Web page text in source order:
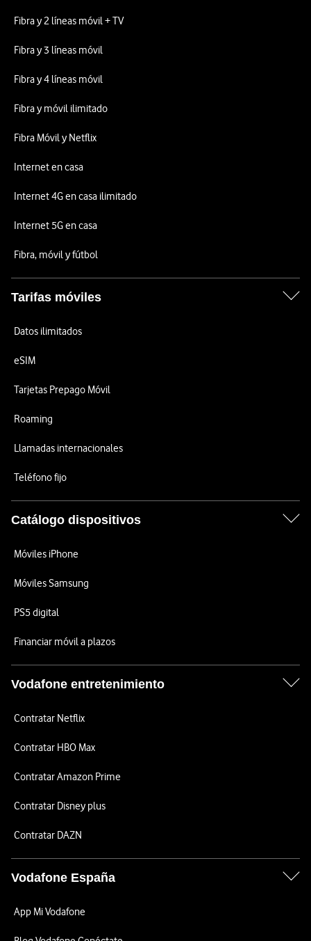
Fibra y 2 líneas móvil + TV
Fibra y 3 líneas móvil
Fibra y 4 líneas móvil
Fibra y móvil ilimitado
Fibra Móvil y Netflix
Internet en casa
Internet 4G en casa ilimitado
Internet 5G en casa
Fibra, móvil y fútbol
Tarifas móviles
Datos ilimitados
eSIM
Tarjetas Prepago Móvil
Roaming
Llamadas internacionales
Teléfono fijo
Catálogo dispositivos
Móviles iPhone
Móviles Samsung
PS5 digital
Financiar móvil a plazos
Vodafone entretenimiento
Contratar Netflix
Contratar HBO Max
Contratar Amazon Prime
Contratar Disney plus
Contratar DAZN
Vodafone España
App Mi Vodafone